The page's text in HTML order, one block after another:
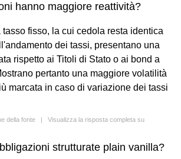
hanno maggiore reattività?
fisso, la cui cedola resta identica
dei tassi, presentano una
rispetto ai Titoli di Stato o ai bond a
pertanto una maggiore volatilità
marcata in caso di variazione dei tassi
della fonte | Visualizza la risposta completa su
strutturate plain vanilla?